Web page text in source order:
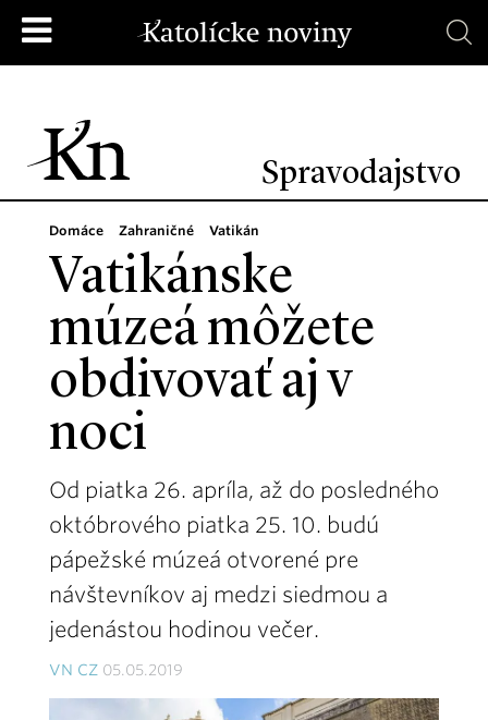
Spravodajstvo
Domáce Zahraničné Vatikán
Vatikánske
múzeá môžete
obdivovať aj v
noci
Od piatka 26. apríla, až do posledného
októbrového piatka 25. 10. budú
pápežské múzeá otvorené pre
návštevníkov aj medzi siedmou a
jedenástou hodinou večer.
VN CZ 05.05.2019